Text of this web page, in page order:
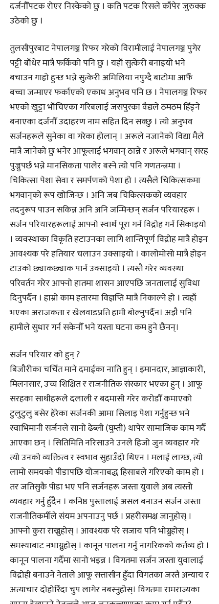
दर्जनौँपटक रोएर निस्केको छु । कति पटक रिसले काँपेर जुरुक्क
उठेको छु ।
तुलसीपुरबाट नेपालगञ्ज रिफर गरेको विरामीलाई नेपालगञ्ज पुगेर
पट्टी बाँधेर मात्रै फर्किको पनि छु । यहाँ सुत्केरी बनाइयो भने
बचाउन गाह्रो हुन्छ भन्ने सुत्केरी अमिलिया नपुग्दै बाटोमा आफैँ
बच्चा जन्माएर फर्काएको एकाध अनुभव पनि छ । नेपालगञ्ज रिफर
भएको खुट्टा भाँचिएका गरिबलाई जसपुरका वैद्यले ठमठम हिँड्ने
बनाएका दर्जनौँ उदाहरण नाम सहित दिन सक्छु । त्यो अनुभव
सर्जनहरूले सुनेका वा गरेका होलान् । अरूले नजानेको विद्या मैले
मात्रै जानेको छु भनेर आफूलाई भगवान् ठान्ने र अरूले भगवान् सरह
पुज्नुपर्छ भन्ने मानसिकता पालेर बस्ने त्यो पनि गणतन्त्रमा ।
चिकित्सा पेशा सेवा र समर्पणको पेशा हो । त्यसैले चिकित्सकमा
भगवान्‌को रूप खोजिन्छ । अनि जब चिकित्सकको व्यवहार
तदनुरूप पाउन सकिन्न अनि अनि जन्मिन्छन् सर्जन परियारहरू ।
सर्जन परियारहरूलाई आफ्नो स्वार्थ पूरा गर्न विद्रोह गर्न सिकाइयो
। व्यवस्थाका विकृति हटाउनका लागि शान्तिपूर्ण विद्रोह मात्रै होइन
आवश्यक परे हतियार चलाउन उक्साइयो । कालोमोसो मात्रै होइन
टाउको छ्याकछ्याक पार्न उक्साइयो । त्यस्तै गरेर व्यवस्था
परिवर्तन गरेर आफ्नो हातमा शासन आएपछि जनतालाई सुविधा
दिनुपर्दैन । हाम्रो काम हतारमा विज्ञप्ति मात्रै निकाल्ने हो । त्यहाँ
भएका अराजकता र खेलवाडप्रति हामी बोल्नुपर्दैन। अझै पनि
हामीले सुधार गर्न सकेनौँ भने यस्ता घटना कम हुने छैनन्।
सर्जन परियार को हुन् ?
बिजौरीका चर्चित माने दमाईका नाति हुन् । इमानदार, आज्ञाकारी,
मिलनसार, उच्च शिक्षित र राजनीतिक संस्कार भएका हुन् । आफू
सरहका साथीहरूले दलाली र बदमासी गरेर करोडौँ कमाएको
टुलुटुलु बसेर हेरेका सर्जनकी आमा सिलाइ पेशा गर्नुहुन्छ भने
स्वाभिमानी सर्जनले सानो ढेब्ली (घुम्ती) थापेर सामाजिक काम गर्दै
आएका छन् । सितिमिति नरिसाउने उनले हिजो जुन व्यवहार गरे
त्यो उनको व्यक्तित्व र स्वभाव सुहाउँदो थिएन । मलाई लाग्छ, त्यो
लामो समयको पीडापछि योजनाबद्ध हिसाबले गरिएको काम हो ।
तर जतिसुकै पीडा भए पनि सर्जनहरू जस्ता युवाले अब त्यस्तो
व्यवहार गर्नु हुँदैन । कनिष्ठ पुस्तालाई असल बनाउन सर्जन जस्ता
राजनीतिकर्मीले संयम अपनाउनु पर्छ । प्रहरीसमक्ष जानुहोस् ।
आफ्नो कुरा राख्नुहोस् । आवश्यक परे सजाय पनि भोग्नुहोस् ।
समस्याबाट नभाग्नुहोस् । कानून पालना गर्नु नागरिकको कर्तव्य हो ।
कानून पालना गर्दैमा सानो भइन्न । विगतमा सर्जन जस्ता युवालाई
विद्रोही बनाउने नेताले आफू सत्तासीन हुँदा विगतका जस्तै अन्याय र
अत्याचार दोहोरिँदा चुप लागेर नबस्नुहोस्। विगतमा रामराज्यका